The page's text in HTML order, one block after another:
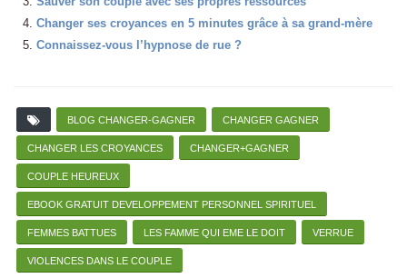
Changer ses croyances en 5 minutes grâce à sa grand-mère
Connaissez-vous l’hypnose de rue ?
BLOG CHANGER-GAGNER CHANGER GAGNER
CHANGER LES CROYANCES CHANGER+GAGNER
COUPLE HEUREUX
EBOOK GRATUIT DEVELOPPEMENT PERSONNEL SPIRITUEL
FEMMES BATTUES LES FAMME QUI EME LE DOIT VERRUE
VIOLENCES DANS LE COUPLE